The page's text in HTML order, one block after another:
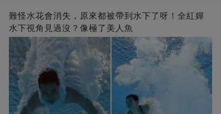
難怪水花會消失，原來都被帶到水下了呀！全紅嬋
水下視角見過沒？像極了美人魚